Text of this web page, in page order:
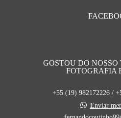
GOSTOU DO
FOTOGRAFIA
+55 (19) 982172226 /
Enviar